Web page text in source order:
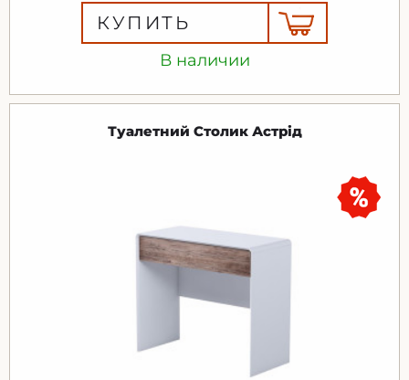
В наличии
КУПИТЬ
Туалетний Столик Астрід